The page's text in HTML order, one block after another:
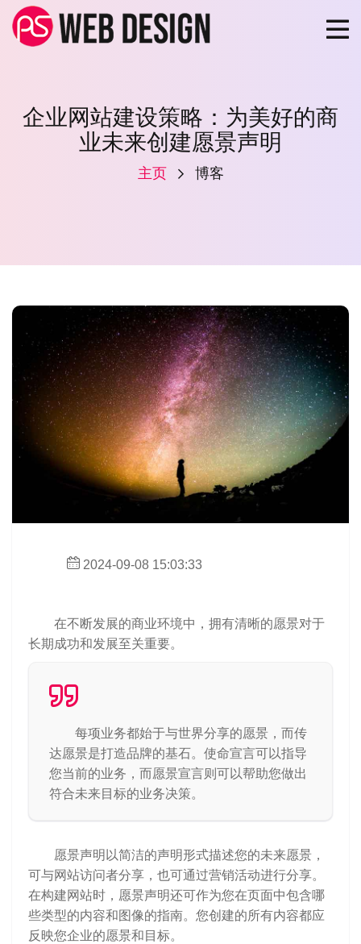
企业网站建设策略：为美好的商
业未来创建愿景声明
主页 博客
2024-09-08 15:03:33
在不断发展的商业环境中，拥有清晰的愿景对于
长期成功和发展至关重要。
每项业务都始于与世界分享的愿景，而传
达愿景是打造品牌的基石。使命宣言可以指导
您当前的业务，而愿景宣言则可以帮助您做出
符合未来目标的业务决策。
愿景声明以简洁的声明形式描述您的未来愿景，
可与网站访问者分享，也可通过营销活动进行分享。
在构建网站时，愿景声明还可作为您在页面中包含哪
些类型的内容和图像的指南。您创建的所有内容都应
反映您企业的愿景和目标。